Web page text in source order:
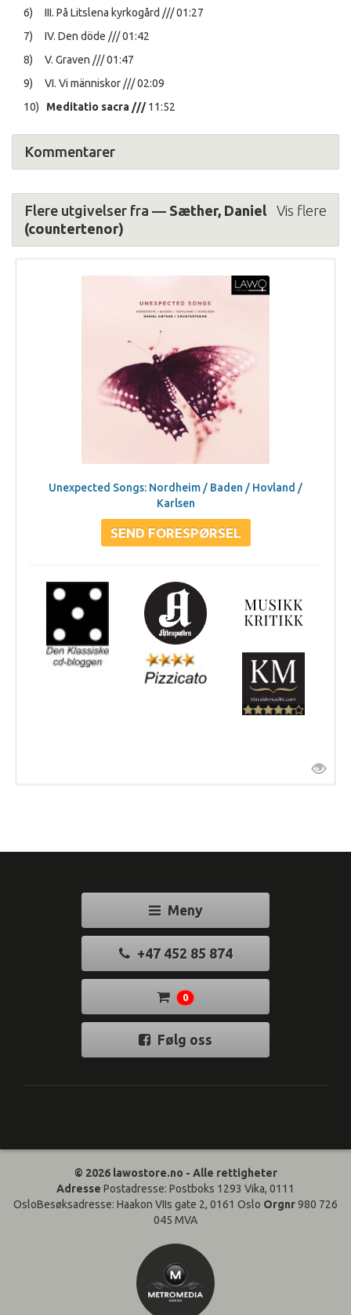
6) III. På Litslena kyrkogård /// 01:27
7) IV. Den döde /// 01:42
8) V. Graven /// 01:47
9) VI. Vi människor /// 02:09
10) Meditatio sacra ///11:52
Kommentarer
Flere utgivelser fra — Vis flere
Sæther, Daniel
(countertenor)
Unexpected Songs: Nordheim / Baden / Hovland /
Karlsen
Meny
+47 452 85 874
0
Følg oss
© 2026 lawostore.no - Alle rettigheter
Adresse Postadresse: Postboks 1293 Vika, 0111
OsloBesøksadresse: Haakon VIIs gate 2, 0161 Oslo Orgnr980 726
045 MVA